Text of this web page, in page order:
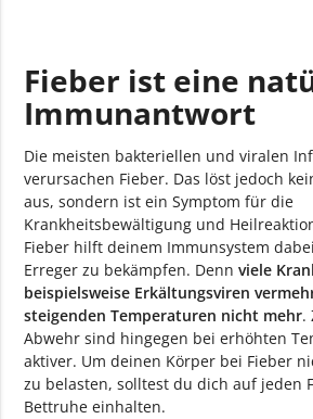
Fieber ist eine
Immunantwort
Die meisten bakteriellen und viralen
verursachen Fieber. Das löst jedoch
aus, sondern ist ein Symptom für die
Krankheitsbewältigung und
Fieber hilft deinem Immunsystem
Erreger zu bekämpfen. Dennviele
beispielsweise Erkältungsviren
steigenden Temperaturen nicht mehr.
Abwehr sind hingegen bei erhöhten
aktiver. Um deinen Körper bei Fieber
zu belasten, solltest du dich auf jeden
Bettruhe einhalten.